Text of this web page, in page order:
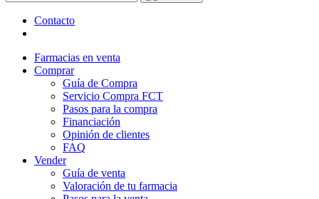
Contacto
Farmacias en venta
Comprar
Guía de Compra
Servicio Compra FCT
Pasos para la compra
Financiación
Opinión de clientes
FAQ
Vender
Guía de venta
Valoración de tu farmacia